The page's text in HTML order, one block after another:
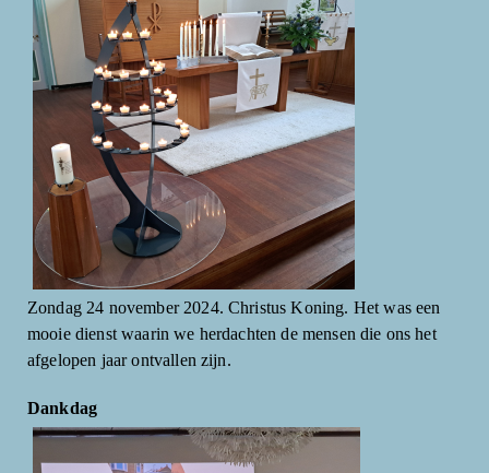
Zondag 24 november 2024. Christus Koning. Het was een
mooie dienst waarin we herdachten de mensen die ons het
afgelopen jaar ontvallen zijn.
Dankdag